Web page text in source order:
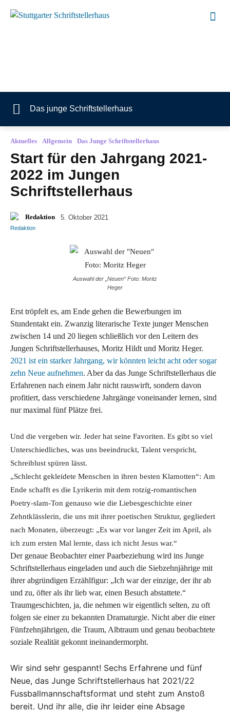
Das junge Schriftstellerhaus
Aktuelles Allgemein Das Junge Schriftstellerhaus
Start für den Jahrgang 2021-
2022 im Jungen
Schriftstellerhaus
Redaktion 5. Oktober 2021
Auswahl der „Neuen“ Foto: Moritz
Heger
Erst tröpfelt es, am Ende gehen die Bewerbungen im
Stundentakt ein. Zwanzig literarische Texte junger Menschen
zwischen 14 und 20 liegen schließlich vor den Leitern des
Jungen Schriftstellerhauses, Moritz Hildt und Moritz Heger.
2021 ist ein starker Jahrgang, wir könnten leicht acht oder sogar
zehn Neue aufnehmen. Aber da das Junge Schriftstellerhaus die
Erfahrenen nach einem Jahr nicht rauswirft, sondern davon
profitiert, dass verschiedene Jahrgänge voneinander lernen, sind
nur maximal fünf Plätze frei.
Und die vergeben wir. Jeder hat seine Favoriten. Es gibt so viel
Unterschiedliches, was uns beeindruckt, Talent verspricht,
Schreiblust spüren lässt.
„Schlecht gekleidete Menschen in ihren besten Klamotten“: Am
Ende schafft es die Lyrikerin mit dem rotzig-romantischen
Poetry-slam-Ton genauso wie die Liebesgeschichte einer
Zehntklässlerin, die uns mit ihrer poetischen Struktur, gegliedert
nach Monaten, überzeugt: „Es war vor langer Zeit im April, als
ich zum ersten Mal lernte, dass ich nicht Jesus war.“
Der genaue Beobachter einer Paarbeziehung wird ins Junge
Schriftstellerhaus eingeladen und auch die Siebzehnjährige mit
ihrer abgründigen Erzählfigur: „Ich war der einzige, der ihr ab
und zu, öfter als ihr lieb war, einen Besuch abstattete.“
Traumgeschichten, ja, die nehmen wir eigentlich selten, zu oft
folgen sie einer zu bekannten Dramaturgie. Nicht aber die einer
Fünfzehnjährigen, die Traum, Albtraum und genau beobachtete
soziale Realität gekonnt ineinandermorpht.
Wir sind sehr gespannt! Sechs Erfahrene und fünf
Neue, das Junge Schriftstellerhaus hat 2021/22
Fussballmannschaftsformat und steht zum Anstoß
bereit. Und ihr alle, die ihr leider eine Absage